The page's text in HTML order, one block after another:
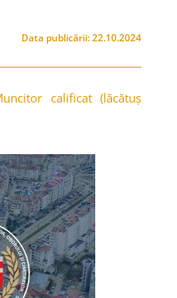
Data publicării: 22.10.2024
calificat (lăcătuș